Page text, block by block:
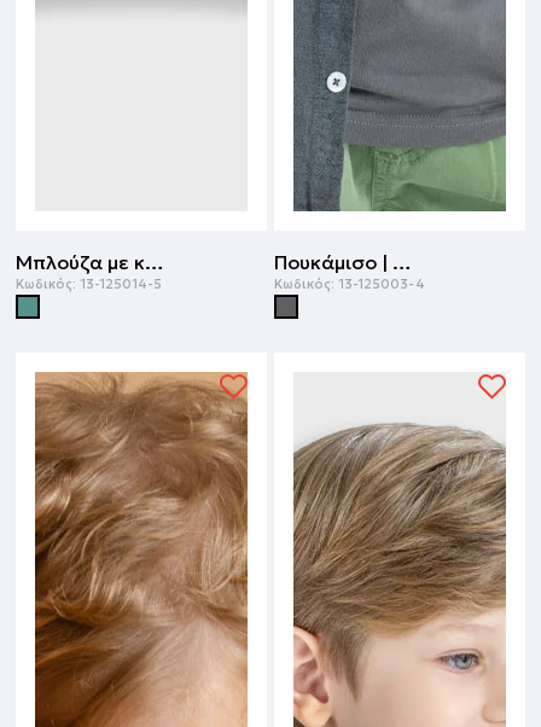
Μπλούζα με κουκούλα | ΠΡΑΣΙΝΟ ΤΗΣ ΕΡΗΜΟΥ
Κωδικός: 13-125014-5
Πουκάμισο | ΑΝΘΡΑΚΙ
Κωδικός: 13-125003-4